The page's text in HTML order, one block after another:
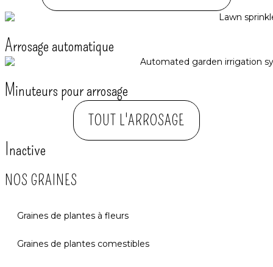
Arrosage automatique​
Minuteurs pour arrosage
TOUT L'ARROSAGE
Inactive
NOS GRAINES
Graines de plantes à fleurs
Graines de plantes comestibles